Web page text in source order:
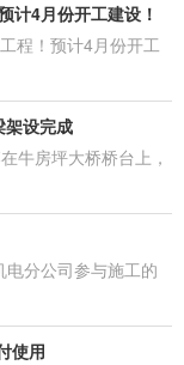
计4月份开工建设！
程！预计4月份开工
架设完成
牛房坪大桥桥台上，
分公司参与施工的
使用